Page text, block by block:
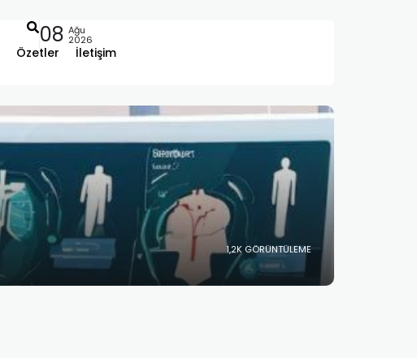
Özetler İletişim
08 Ağu
2026
1,2K GÖRÜNTÜLEME